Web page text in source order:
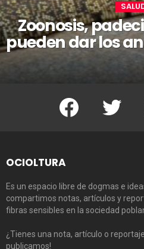
Zoonosis,
pueden dar los
Facebook Twitter
OCIOLTURA
Es un espacio libre de dogmas e
compartimos notas, artículos y
fibras sensibles en la sociedad
¿Tienes una nota, artículo o
publicamos!